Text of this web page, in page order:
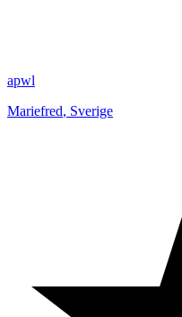
apwl
Mariefred, Sverige